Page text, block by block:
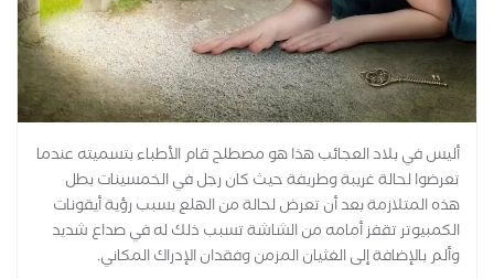
أليس في بلاد العجائب هذا هو مصطلح قام الأطباء بتسميته عندما
تعرضوا لحالة غريبة وطريفة حيث كان رجل في الخمسينات بطل
هذه المتلازمة بعد أن تعرض لحالة من الهلع بسبب رؤية أيقونات
الكمبيوتر تقفز أمامه من الشاشة تسبب ذلك له في صداع شديد
وألم بالإضافة إلى الغثيان المزمن وفقدان الإدراك المكاني.